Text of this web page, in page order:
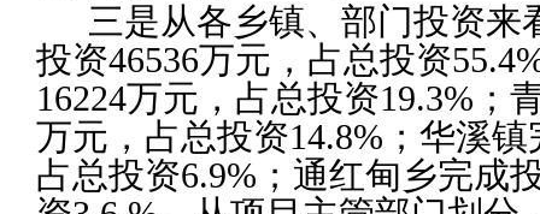
三是从各乡镇、部门投资来
投资46536万元，占总投资
16224万元，占总投资19.3%；
万元，占总投资14.8%；华溪
占总投资6.9%；通红甸乡完成